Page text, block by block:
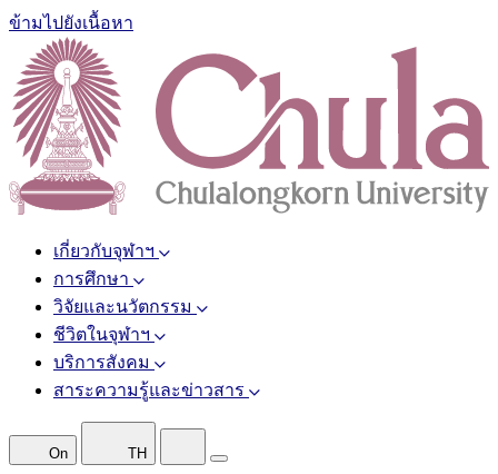
ข้ามไปยังเนื้อหา
เกี่ยวกับจุฬาฯ
การศึกษา
วิจัยและนวัตกรรม
ชีวิตในจุฬาฯ
บริการสังคม
สาระความรู้และข่าวสาร
On TH